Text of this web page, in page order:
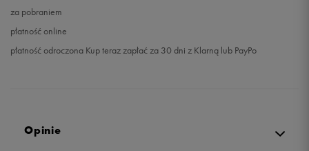
za pobraniem
płatność online
płatność odroczona Kup teraz zapłać za 30 dni z Klarną lub PayPo
Opinie